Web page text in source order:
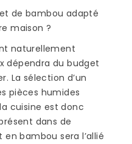
de bambou adapté
maison ?
naturellement
dépendra du budget
La sélection d’un
pièces humides
cuisine est donc
dans de
bambou sera l’allié